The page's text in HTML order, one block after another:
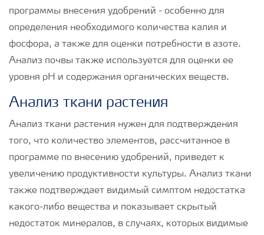
программы внесения удобрений - особенно для
определения необходимого количества калия и
фосфора, а также для оценки потребности в азоте.
Анализ почвы также используется для оценки ее
уровня рН и содержания органических веществ.
Анализ ткани растения
Анализ ткани растения нужен для подтверждения
того, что количество элементов, рассчитанное в
программе по внесению удобрений, приведет к
увеличению продуктивности культуры. Анализ ткани
также подтверждает видимый симптом недостатка
какого-либо вещества и показывает скрытый
недостаток минералов, в случаях, которых видимые